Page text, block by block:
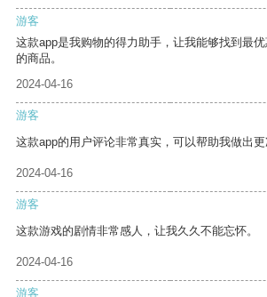
游客
这款app是我购物的得力助手，让我能够找到最
的商品。
2024-04-16
游客
这款app的用户评论非常真实，可以帮助我做出更
2024-04-16
游客
这款游戏的剧情非常感人，让我久久不能忘怀。
2024-04-16
游客